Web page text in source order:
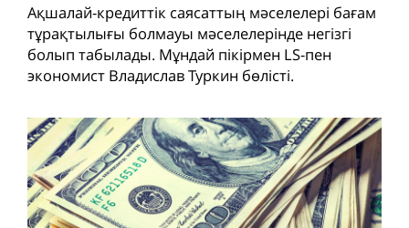
Ақшалай-кредиттік саясаттың мәселелері бағам
тұрақтылығы болмауы мәселелерінде негізгі
болып табылады. Мұндай пікірмен LS-пен
экономист Владислав Туркин бөлісті.